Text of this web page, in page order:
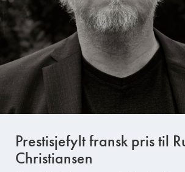
Prestisjefylt fransk pris til
Christiansen